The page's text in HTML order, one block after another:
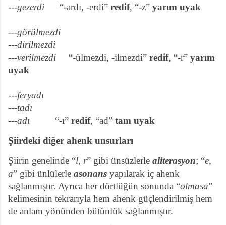
---gezerdi
“-ardı, -erdi” redif, “-z” yarım uyak
---görülmezdi
---dirilmezdi
---verilmezdi
“-ülmezdi, -ilmezdi” redif, “-r” yarım
uyak
---feryadı
---tadı
---adı
“-ı” redif, “ad” tam uyak
Şiirdeki diğer ahenk unsurları
Şiirin genelinde “l, r” gibi ünsüzlerle aliterasyon; “e,
a” gibi ünlülerle asonans yapılarak iç ahenk
sağlanmıştır. Ayrıca her dörtlüğün sonunda “olmasa”
kelimesinin tekrarıyla hem ahenk güçlendirilmiş hem
de anlam yönünden bütünlük sağlanmıştır.